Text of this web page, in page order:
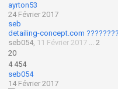
ayrton53
24 Février 2017
seb
detailing-concept.com
seb054, 11 Février 2017 ... 2
20
4 454
seb054
14 Février 2017